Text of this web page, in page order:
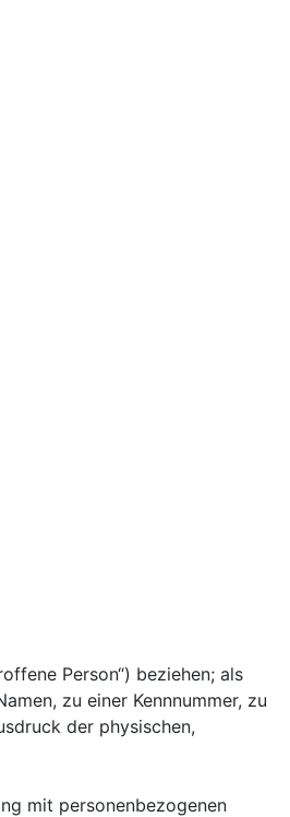
Person“) beziehen; als
zu einer Kennnummer, zu
der physischen,
mit personenbezogenen